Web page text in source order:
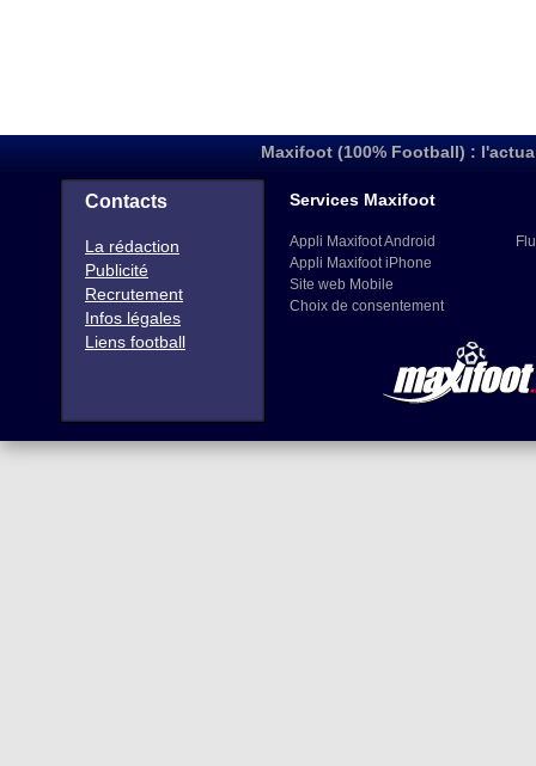
Maxifoot (100% Football) :
Contacts
La rédaction
Publicité
Recrutement
Infos légales
Liens football
Services Maxifoot
Appli Maxifoot Android
Appli Maxifoot iPhone
Site web Mobile
Choix de consentement